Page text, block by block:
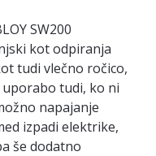
SW200
kot odpiranja
tudi vlečno ročico,
tudi, ko ni
napajanje
izpadi elektrike,
še dodatno